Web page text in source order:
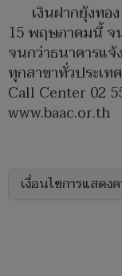
เงินฝากยุ้งทอ
15 พฤษภาคมนี้ จ
จนกว่าธนาคารแ
ทุกสาขาทั่วประเท
Call Center 02
www.baac.or.th
เงื่อนไขการแสดง